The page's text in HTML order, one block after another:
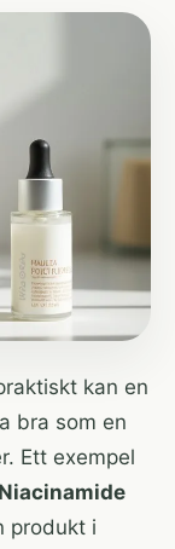
kan en
bra som en
Ett exempel
produkt i